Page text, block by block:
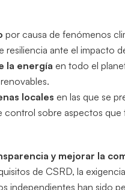
por causa de fenómenos
resiliencia ante el impacto
la energía en todo el
locales en las que se
control sobre aspectos
y mejorar la
de CSRD, la
independientes han sido